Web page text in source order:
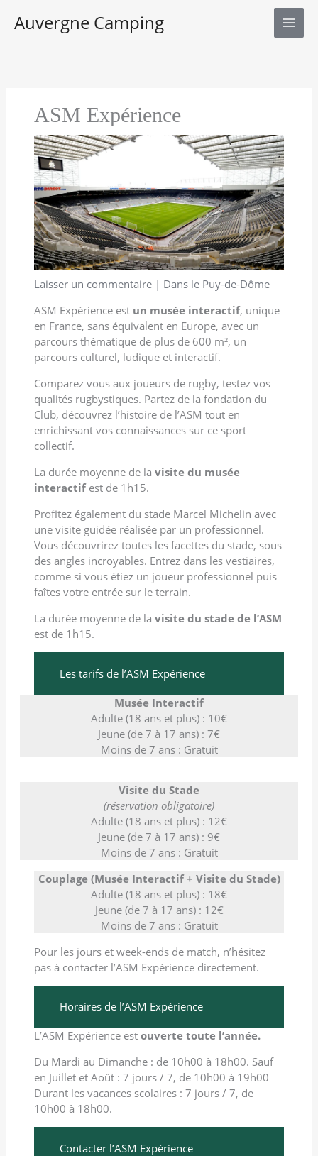
Auvergne Camping
ASM Expérience
Laisser un commentaire | Dans le Puy-de-Dôme
ASM Expérience est un musée interactif, unique
en France, sans équivalent en Europe, avec un
parcours thématique de plus de 600 m², un
parcours culturel, ludique et interactif.
Comparez vous aux joueurs de rugby, testez vos
qualités rugbystiques. Partez de la fondation du
Club, découvrez l’histoire de l’ASM tout en
enrichissant vos connaissances sur ce sport
collectif.
La durée moyenne de lavisite du musée
interactifest de 1h15.
Profitez également du stade Marcel Michelin avec
une visite guidée réalisée par un professionnel.
Vous découvrirez toutes les facettes du stade, sous
des angles incroyables. Entrez dans les vestiaires,
comme si vous étiez un joueur professionnel puis
faîtes votre entrée sur le terrain.
La durée moyenne de lavisite du stade de l’ASM
est de 1h15.
Les tarifs de l’ASM Expérience
Musée Interactif
Adulte (18 ans et plus) : 10€
Jeune (de 7 à 17 ans) : 7€
Moins de 7 ans : Gratuit
Visite du Stade
(réservation obligatoire)
Adulte (18 ans et plus) : 12€
Jeune (de 7 à 17 ans) : 9€
Moins de 7 ans : Gratuit
Couplage (Musée Interactif + Visite du Stade)
Adulte (18 ans et plus) : 18€
Jeune (de 7 à 17 ans) : 12€
Moins de 7 ans : Gratuit
Pour les jours et week-ends de match, n’hésitez
pas à contacter l’ASM Expérience directement.
Horaires de l’ASM Expérience
L’ASM Expérience estouverte toute l’année.
Du Mardi au Dimanche : de 10h00 à 18h00. Sauf
en Juillet et Août : 7 jours / 7, de 10h00 à 19h00
Durant les vacances scolaires : 7 jours / 7, de
10h00 à 18h00.
Contacter l’ASM Expérience